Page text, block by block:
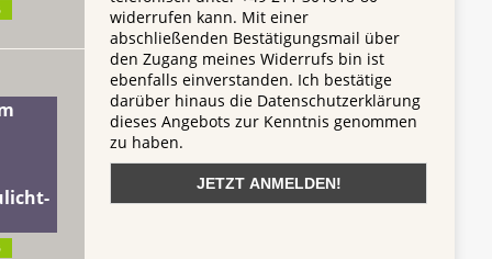
widerrufen kann. Mit einer
abschließenden Bestätigungsmail über
den Zugang meines Widerrufs bin ist
ebenfalls einverstanden. Ich bestätige
darüber hinaus die Datenschutzerklärung
dieses Angebots zur Kenntnis genommen
zu haben.